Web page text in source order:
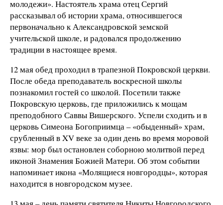
молодежи». Настоятель храма отец Сергий
рассказывал об истории храма, относившегося
первоначально к Александровской земской
учительской школе, и радовался продолжению
традиции в настоящее время.
12 мая обед проходил в трапезной Покровской церкви.
После обеда преподаватель воскресной школы
познакомил гостей со школой. Посетили также
Покровскую церковь, где приложились к мощам
преподобного Саввы Вишерского. Успели сходить и в
церковь Симеона Богоприимца – «обыденный» храм,
срубленный в XV веке за один день во время моровой
язвы: мор был остановлен соборною молитвой перед
иконой Знамения Божией Матери. Об этом событии
напоминает икона «Молящиеся новгородцы», которая
находится в новгородском музее.